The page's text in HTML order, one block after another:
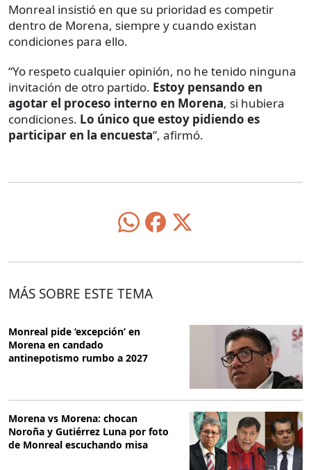
Monreal insistió en que su prioridad es competir
dentro de Morena, siempre y cuando existan
condiciones para ello.
“Yo respeto cualquier opinión, no he tenido ninguna
invitación de otro partido. Estoy pensando en
agotar el proceso interno en Morena, si hubiera
condiciones. Lo único que estoy pidiendo es
participar en la encuesta”, afirmó.
MÁS SOBRE ESTE TEMA
Monreal pide ‘excepción’ en
Morena en candado
antinepotismo rumbo a 2027
Morena vs Morena: chocan
Noroña y Gutiérrez Luna por foto
de Monreal escuchando misa